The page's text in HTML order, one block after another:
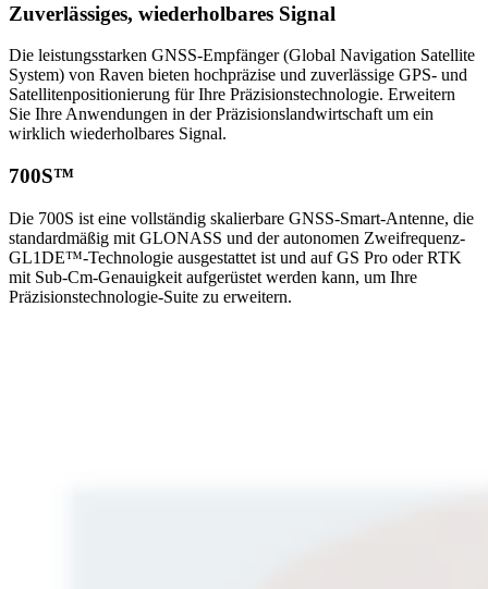
Zuverlässiges, wiederholbares Signal
Die leistungsstarken GNSS-Empfänger (Global Navigation Satellite
System) von Raven bieten hochpräzise und zuverlässige GPS- und
Satellitenpositionierung für Ihre Präzisionstechnologie. Erweitern
Sie Ihre Anwendungen in der Präzisionslandwirtschaft um ein
wirklich wiederholbares Signal.
700S™
Die 700S ist eine vollständig skalierbare GNSS-Smart-Antenne, die
standardmäßig mit GLONASS und der autonomen Zweifrequenz-
GL1DE™-Technologie ausgestattet ist und auf GS Pro oder RTK
mit Sub-Cm-Genauigkeit aufgerüstet werden kann, um Ihre
Präzisionstechnologie-Suite zu erweitern.